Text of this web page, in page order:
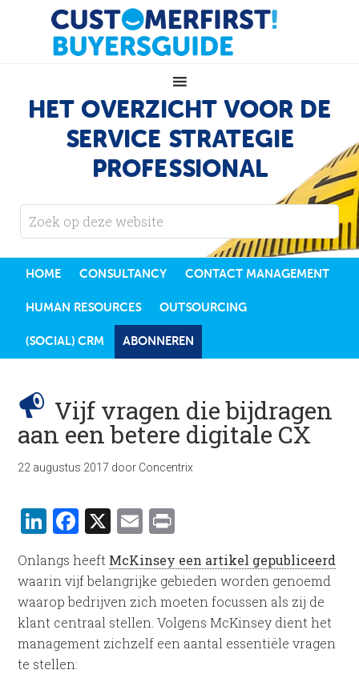
HET OVERZICHT VOOR DE
SERVICE STRATEGIE
PROFESSIONAL
HOME CONSULTANCY CONTACT MANAGEMENT
HUMAN RESOURCES OUTSOURCING
(SOCIAL) CRM ABONNEREN
Vijf vragen die bijdragen
aan een betere digitale CX
22 augustus 2017 door Concentrix
LinkedIn
Facebook
X Email
Onlangs heeft McKinsey een artikel gepubliceerd
waarin vijf belangrijke gebieden worden genoemd
waarop bedrijven zich moeten focussen als zij de
klant centraal stellen. Volgens McKinsey dient het
management zichzelf een aantal essentiële vragen
te stellen: